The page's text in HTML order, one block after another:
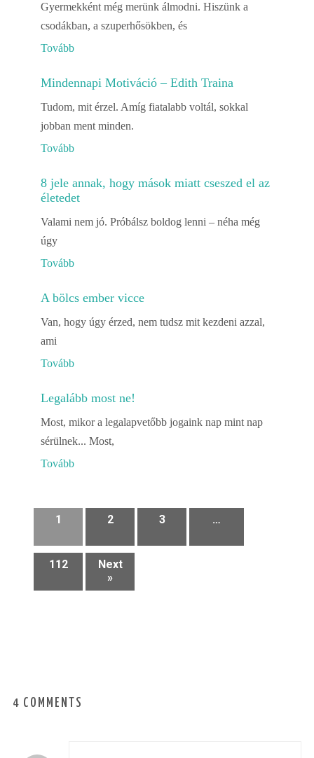
Gyermekként még merünk álmodni. Hiszünk a
csodákban, a szuperhősökben, és
Tovább
Mindennapi Motiváció – Edith Traina
Tudom, mit érzel. Amíg fiatalabb voltál, sokkal
jobban ment minden.
Tovább
8 jele annak, hogy mások miatt cseszed el az
életedet
Valami nem jó. Próbálsz boldog lenni – néha még
úgy
Tovább
A bölcs ember vicce
Van, hogy úgy érzed, nem tudsz mit kezdeni azzal,
ami
Tovább
Legalább most ne!
Most, mikor a legalapvetőbb jogaink nap mint nap
sérülnek... Most,
Tovább
1 2 3 …
112
Next
»
4 COMMENTS